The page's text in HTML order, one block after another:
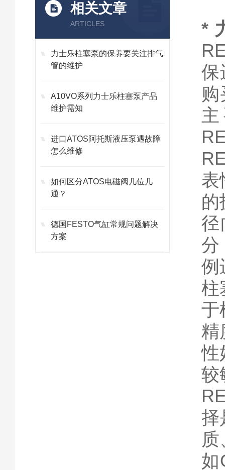
相关文章
ARTICLES
力士乐柱塞泵的保养要关注排气
管的维护
A10VO系列力士乐柱塞泵产品
维护需知
进口ATOS阿托斯液压泵遇故障
怎么维修
如何区分ATOS电磁阀几位几
通？
德国FESTO气缸常规问题解决
方案
*
保
表
的
径
分
例
柱
于
精
性
较
择
如